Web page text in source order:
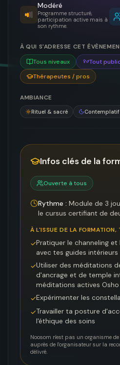
Modéré
Programme structuré,
participation active mais à
son rythme.
À QUI S'ADRESSE CET
Tous niveaux
Tout
Thérapeutes / pros
AMBIANCE
Rituel & sacré
Infos clés de la
Ouverte à tous
Rythme : Module de 3
le cursus certifiant de
À L'ISSUE DE LA FORMATION,
✓Pratiquer le channeling
avec tes guides intérieurs
✓Utiliser des méditations
d'ancrage et de temple
méditations actives Osho
✓Expérimenter les
✓Travailler ta posture
l'éthique des soins
Noosom n'est pas un organisme
auprès de l'organisateur sur la
délivré.